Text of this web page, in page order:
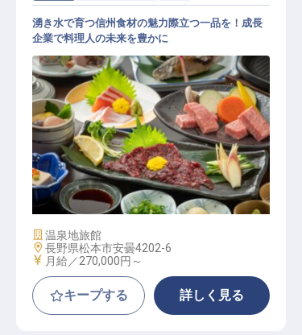
和食調理│寮あり／20室程度／賞与
年2／若手活躍
湧き水で育つ信州食材の魅力際立つ一品を！成長
企業で料理人の未来を豊かに
施設業態
温泉地旅館
勤務地
長野県松本市安曇4202-6
給与
月給／270,000円～
キープする 詳しく見る